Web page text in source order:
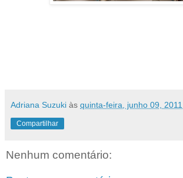
Adriana Suzuki às quinta-feira, junho 09, 2011
Compartilhar
Nenhum comentário: